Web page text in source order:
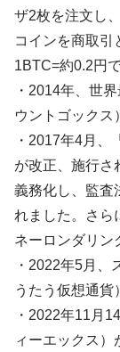
ザ2枚を注文し
コインを商取引
1BTC=約0.2円
・2014年、世
ウントゴックス
・2017年4月、
が改正、施行さ
義務化し、監査
れました。さら
ネーロンダリン
・2022年5月、
うたう仮想通貨
・2022年11月
ィーエックス）